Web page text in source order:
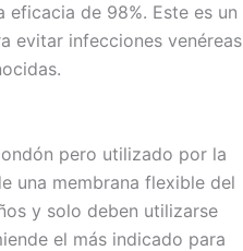
de 98%. Este es un
evitar infecciones venéreas
pero utilizado por la
una membrana flexible del
y solo deben utilizarse
el más indicado para